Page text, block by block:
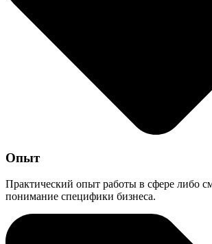
Опыт
Практический опыт работы в сфере либо
понимание специфики бизнеса.